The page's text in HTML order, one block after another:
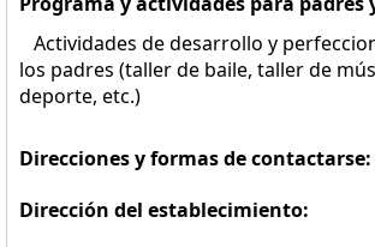
Actividades de desarrollo y
los padres (taller de baile, taller de
deporte, etc.)
Direcciones y formas de contactarse:
Dirección del establecimiento: